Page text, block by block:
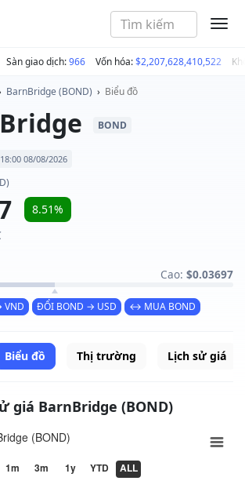
Sàn giao dịch:966 Vốn hóa:$2,207,628,410,522
BarnBridge (BOND) › Biểu đồ
BOND
08/08/2026
8.51%
Cao: $0.03697
VND ĐỔI BOND → USD ↔ MUA BOND
Biểu đồ Thị trường Lịch sử giá
giá BarnBridge (BOND)
1m 3m 1y YTD ALL
(BOND)